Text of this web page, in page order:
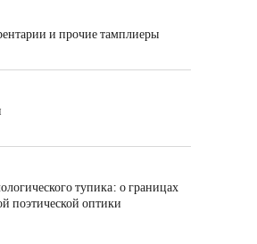
и прочие тамплиеры
тупика: о границах
поэтической оптики